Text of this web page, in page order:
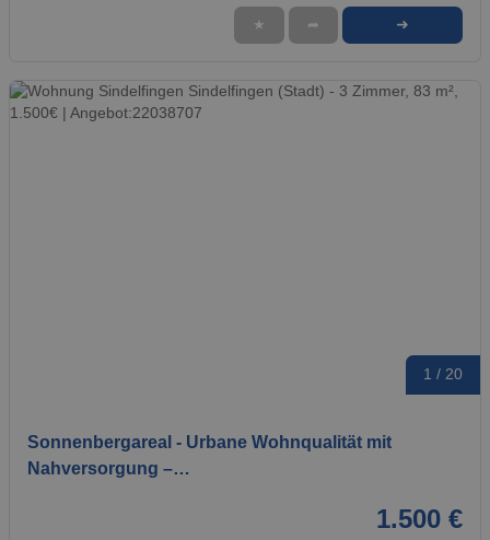
★ ➦ ➜
1 / 20
Sonnenbergareal - Urbane Wohnqualität mit
Nahversorgung –…
1.500 €